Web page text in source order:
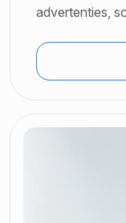
advertenties,